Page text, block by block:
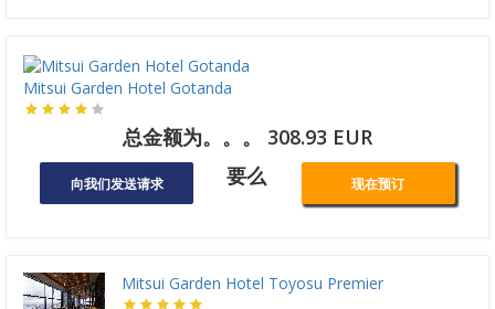
Mitsui Garden Hotel Gotanda
总金额为。。。 308.93 EUR
向我们发送请求 要么 现在预订
Mitsui Garden Hotel Toyosu Premier